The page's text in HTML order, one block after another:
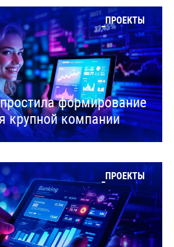
ПРОЕКТЫ
формирование
крупной компании
ПРОЕКТЫ